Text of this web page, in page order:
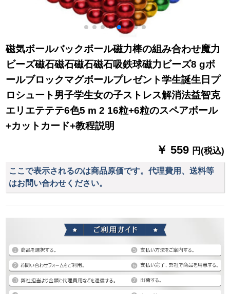
ガールフレンドクレ
エテ小物结婚用品大
理石パウダーセット
磁気ボールバックボール磁力棒の組み合わせ魔力
ビーズ磁石磁石磁石磁石吸鉄球磁力ビーズ8 gボ
ールブロックマグボールプレゼント学生誕生日プ
ロシュート男子学生女の子ストレス解消法益智克
エリエテテテ6色5 m 2 16粒+6粒のスペアボール
+カットカード+教程説明
￥ 559 円(税込)
ここで表示されるのは商品原価です。代理費用、送料等
はお問い合わせください。